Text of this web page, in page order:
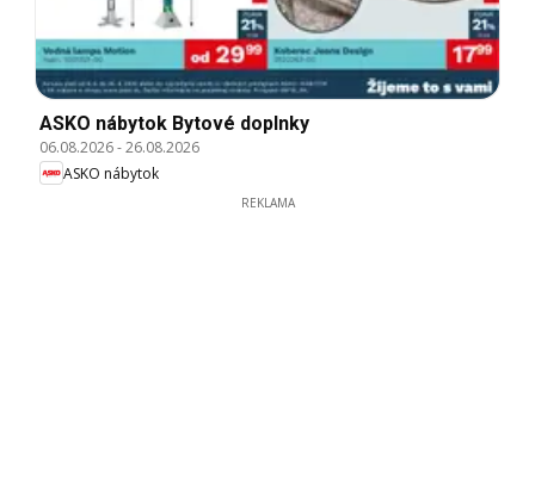
ASKO nábytok Bytové doplnky
06.08.2026-26.08.2026
ASKO nábytok
REKLAMA